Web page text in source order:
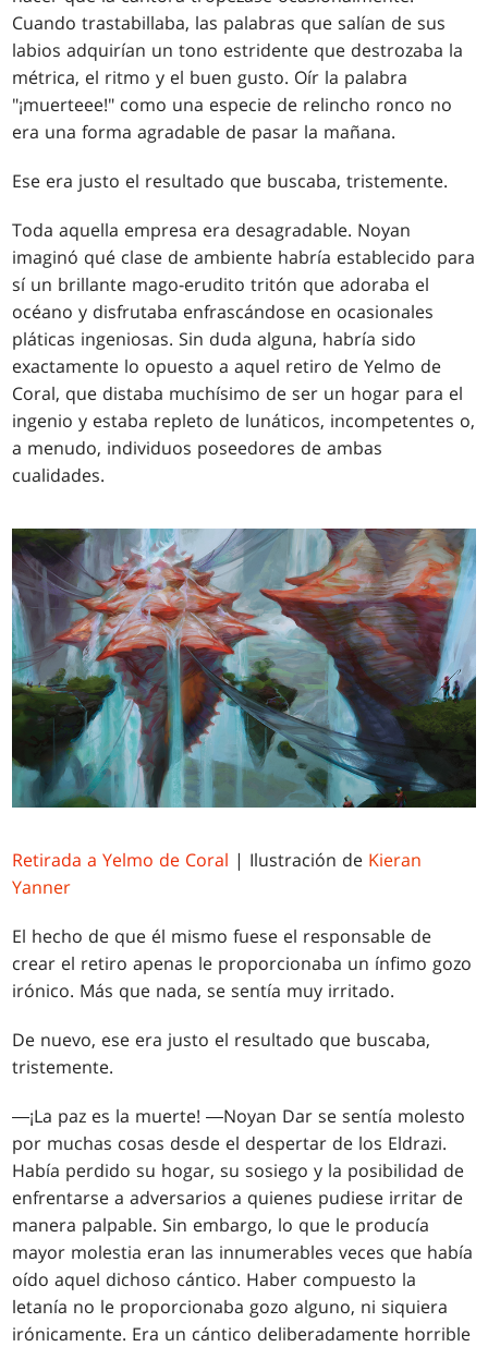
Cuando trastabillaba, las palabras que salían de sus
labios adquirían un tono estridente que destrozaba la
métrica, el ritmo y el buen gusto. Oír la palabra
"¡muerteee!" como una especie de relincho ronco no
era una forma agradable de pasar la mañana.
Ese era justo el resultado que buscaba, tristemente.
Toda aquella empresa era desagradable. Noyan
imaginó qué clase de ambiente habría establecido para
sí un brillante mago-erudito tritón que adoraba el
océano y disfrutaba enfrascándose en ocasionales
pláticas ingeniosas. Sin duda alguna, habría sido
exactamente lo opuesto a aquel retiro de Yelmo de
Coral, que distaba muchísimo de ser un hogar para el
ingenio y estaba repleto de lunáticos, incompetentes o,
a menudo, individuos poseedores de ambas
cualidades.
Retirada a Yelmo de Coral | Ilustración de Kieran
Yanner
El hecho de que él mismo fuese el responsable de
crear el retiro apenas le proporcionaba un ínfimo gozo
irónico. Más que nada, se sentía muy irritado.
De nuevo, ese era justo el resultado que buscaba,
tristemente.
―¡La paz es la muerte! ―Noyan Dar se sentía molesto
por muchas cosas desde el despertar de los Eldrazi.
Había perdido su hogar, su sosiego y la posibilidad de
enfrentarse a adversarios a quienes pudiese irritar de
manera palpable. Sin embargo, lo que le producía
mayor molestia eran las innumerables veces que había
oído aquel dichoso cántico. Haber compuesto la
letanía no le proporcionaba gozo alguno, ni siquiera
irónicamente. Era un cántico deliberadamente horrible